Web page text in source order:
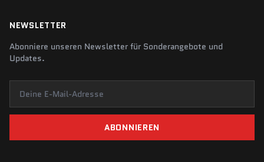
NEWSLETTER
Abonniere unseren Newsletter für Sonderangebote und
Updates.
Deine E-Mail-Adresse
ABONNIEREN